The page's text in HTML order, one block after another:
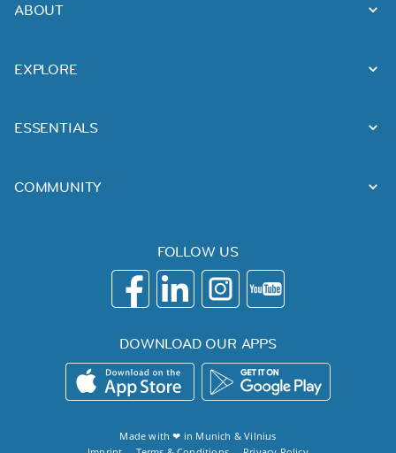
ABOUT
EXPLORE
ESSENTIALS
COMMUNITY
FOLLOW US
DOWNLOAD OUR APPS
Made with ❤ in Munich &Vilnius